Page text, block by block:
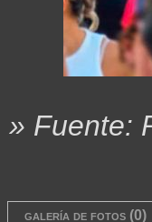
» Fuente:
galería de fotos (0)